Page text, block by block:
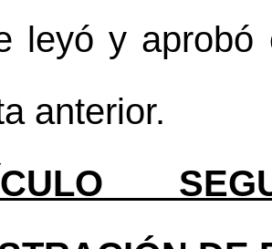
leyó y aprobó
anterior.